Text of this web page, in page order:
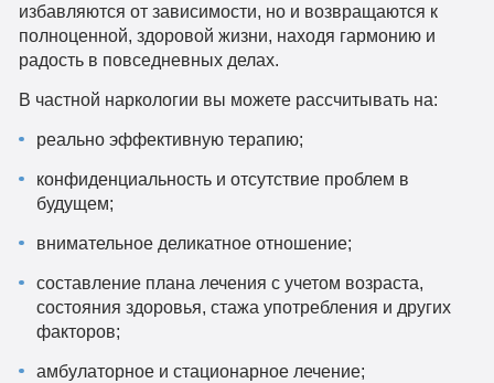
избавляются от зависимости, но и возвращаются к
полноценной, здоровой жизни, находя гармонию и
радость в повседневных делах.
В частной наркологии вы можете рассчитывать на:
реально эффективную терапию;
конфиденциальность и отсутствие проблем в
будущем;
внимательное деликатное отношение;
составление плана лечения с учетом возраста,
состояния здоровья, стажа употребления и других
факторов;
амбулаторное и стационарное лечение;